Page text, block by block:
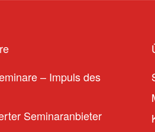
– Impuls des
Seminaranbieter